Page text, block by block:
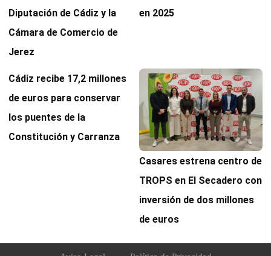
Diputación de Cádiz y la
Cámara de Comercio de
Jerez
en 2025
Cádiz recibe 17,2 millones
de euros para conservar
los puentes de la
Constitución y Carranza
Casares estrena centro de
TROPS en El Secadero con
inversión de dos millones
de euros